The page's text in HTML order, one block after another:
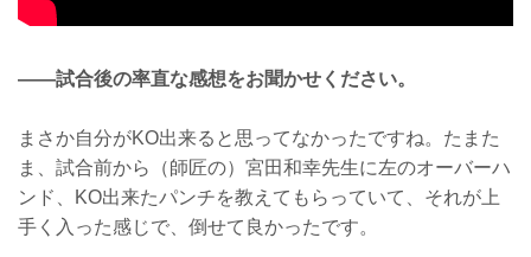
——試合後の率直な感想をお聞かせください。
まさか自分がKO出来ると思ってなかったですね。たまた
ま、試合前から（師匠の）宮田和幸先生に左のオーバーハ
ンド、KO出来たパンチを教えてもらっていて、それが上
手く入った感じで、倒せて良かったです。